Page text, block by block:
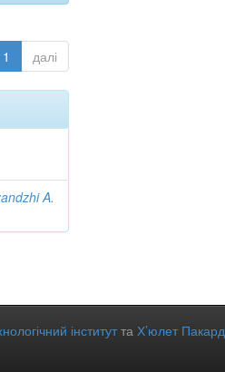
1 далі
A.
інститутта Х’юлет Пакард